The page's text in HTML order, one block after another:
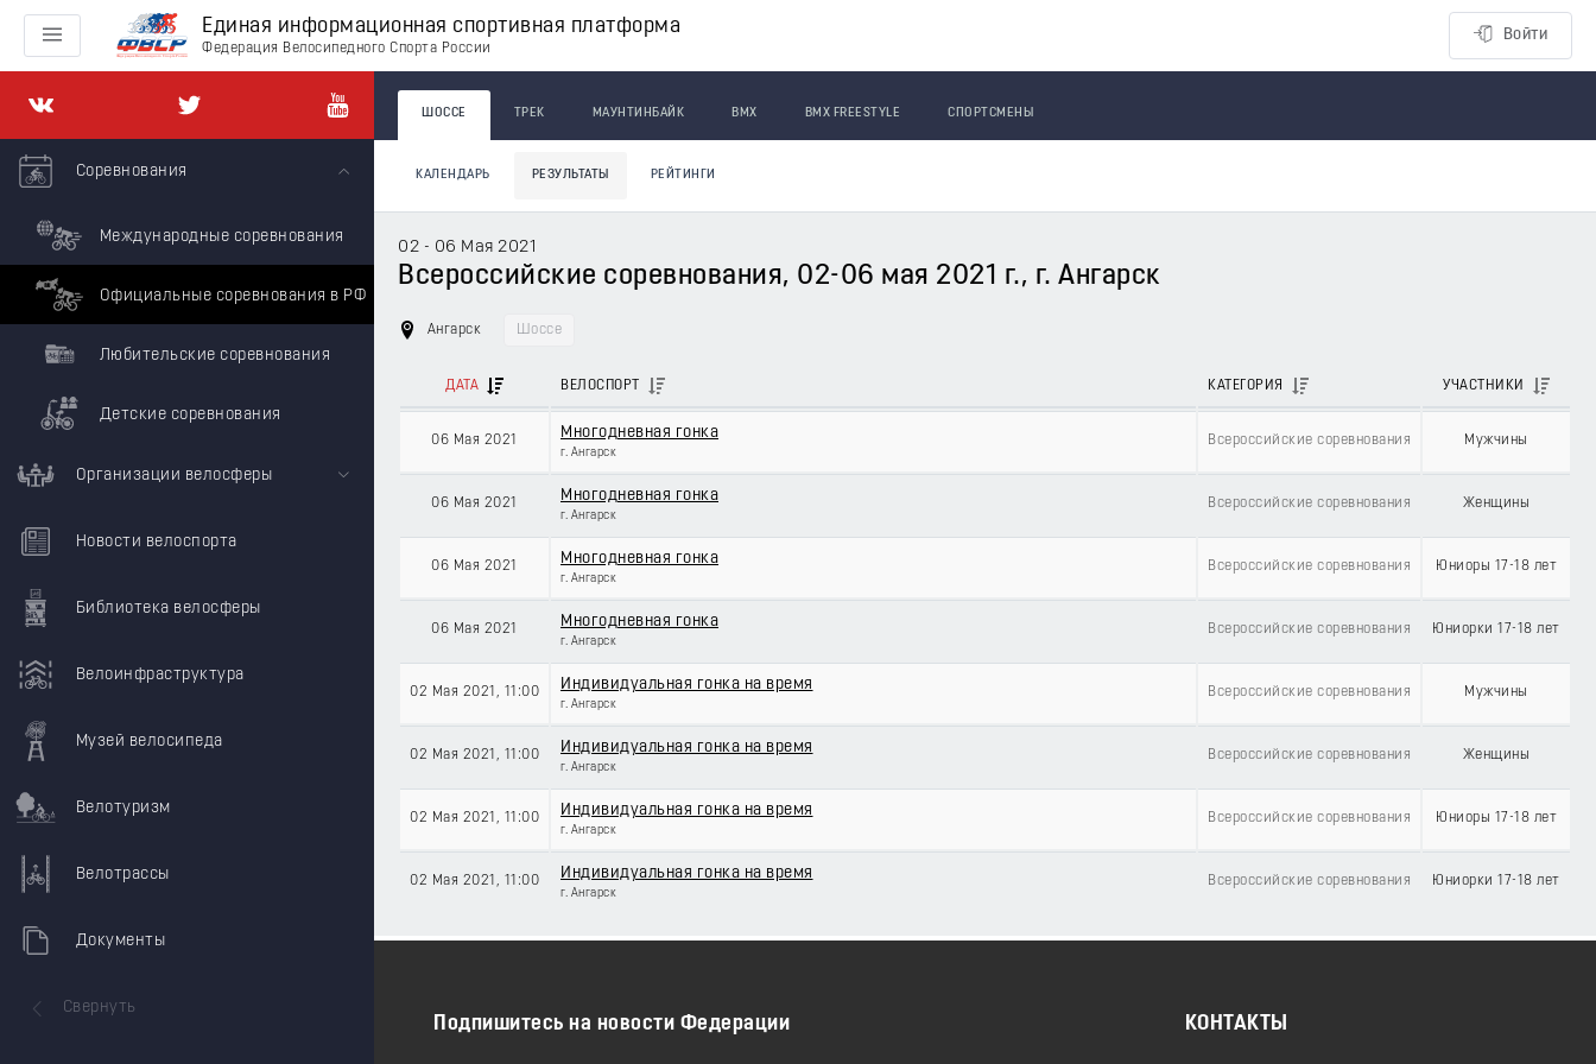
Единая информационная спортивная платформа
Федерация Велосипедного Спорта России
Войти
Соревнования
Международные соревнования
Официальные соревнования в РФ
Любительские соревнования
Детские соревнования
Организации велосферы
Новости велоспорта
Библиотека велосферы
Велоинфраструктура
Музей велосипеда
Велотуризм
Велотрассы
Документы
Свернуть
ШОССЕ ТРЕК МАУНТИНБАЙК BMX BMX FREESTYLE СПОРТСМЕНЫ
КАЛЕНДАРЬ РЕЗУЛЬТАТЫ РЕЙТИНГИ
02 - 06 Мая 2021
Всероссийские соревнования, 02-06 мая 2021 г., г. Ангарск
Ангарск Шоссе
ДАТА ВЕЛОСПОРТ КАТЕГОРИЯ УЧАСТНИКИ
06 Мая 2021 Многодневная гонка
г. Ангарск
Всероссийские соревнования Мужчины
06 Мая 2021 Многодневная гонка
г. Ангарск
Всероссийские соревнования Женщины
06 Мая 2021 Многодневная гонка
г. Ангарск
Всероссийские соревнования Юниоры 17-18 лет
06 Мая 2021 Многодневная гонка
г. Ангарск
Всероссийские соревнования Юниорки 17-18 лет
02 Мая 2021 , 11:00 Индивидуальная гонка на время
г. Ангарск
Всероссийские соревнования Мужчины
02 Мая 2021 , 11:00 Индивидуальная гонка на время
г. Ангарск
Всероссийские соревнования Женщины
02 Мая 2021 , 11:00 Индивидуальная гонка на время
г. Ангарск
Всероссийские соревнования Юниоры 17-18 лет
02 Мая 2021 , 11:00 Индивидуальная гонка на время
г. Ангарск
Всероссийские соревнования Юниорки 17-18 лет
Подпишитесь на новости Федерации КОНТАКТЫ